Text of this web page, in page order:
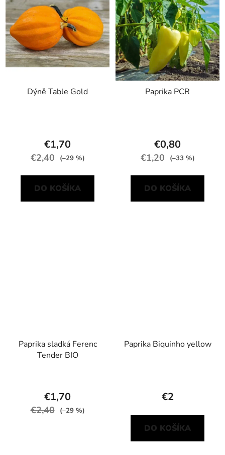
Dýně Table Gold
€1,70
€2,40 (–29 %)
DO KOŠÍKA
Paprika PCR
€0,80
€1,20 (–33 %)
DO KOŠÍKA
Paprika sladká Ferenc
Tender BIO
€1,70
€2,40 (–29 %)
Paprika Biquinho yellow
€2
DO KOŠÍKA